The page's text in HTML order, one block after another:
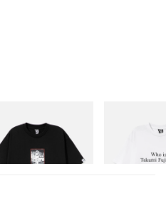
Boys Club X Initial
T-Shirt 1
ora
Billionaire
D Cotton T-
Acquista ora